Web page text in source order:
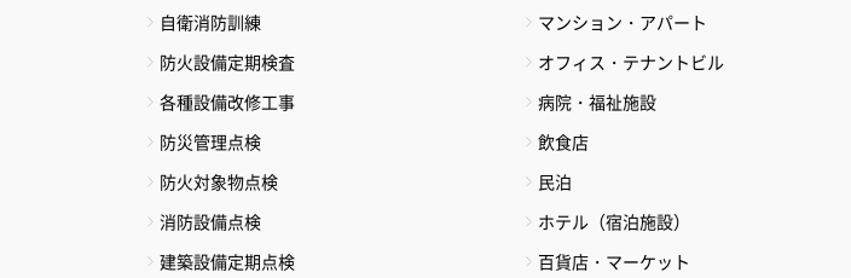
自衛消防訓練
防火設備定期検査
各種設備改修工事
防災管理点検
防火対象物点検
消防設備点検
建築設備定期点検
マンション・アパート
オフィス・テナントビル
病院・福祉施設
飲食店
民泊
ホテル（宿泊施設）
百貨店・マーケット